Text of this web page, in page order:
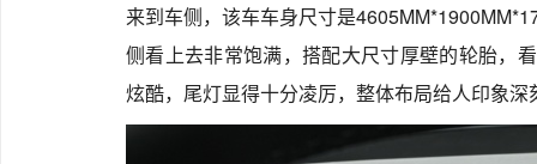
来到车侧，该车车身尺寸是
侧看上去非常饱满，搭配大尺寸厚壁的轮胎，
炫酷，尾灯显得十分凌厉，整体布局给人印象深